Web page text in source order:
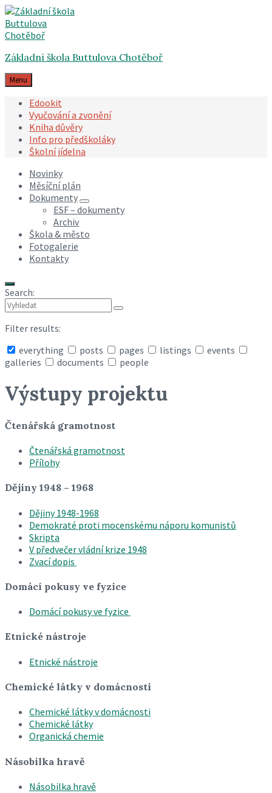
Skip
to
content
Skip
to
main
Skip
to
footer
Základní škola Buttulova Chotěboř
Menu
Edookit
Vyučování a zvonění
Kniha důvěry
Info pro předškoláky
Školní jídelna
Novinky
Měsíční plán
Dokumenty
ESF – dokumenty
Archiv
Škola & město
Fotogalerie
Kontakty
Search:
Filter results:
everything
posts pages listings
events
galleries
documents people
search
Výstupy projektu
Čtenářská gramotnost
Čtenářská gramotnost
Přílohy
Dějiny 1948 – 1968
Dějiny 1948-1968
Demokraté proti mocenskému náporu komunistů
Skripta
V předvečer vládní krize 1948
Zvací dopis
Domácí pokusy ve fyzice
Domácí pokusy ve fyzice
Etnické nástroje
Etnické nástroje
Chemické látky v domácnosti
Chemické látky v domácnosti
Chemické látky
Organická chemie
Násobilka hravě
Násobilka hravě